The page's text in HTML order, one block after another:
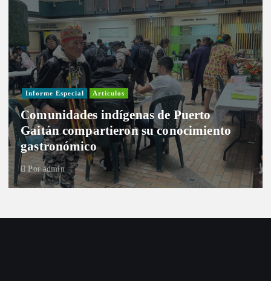
Informe Especial Artículos
Comunidades indígenas de Puerto
Gaitán compartieron su conocimiento
gastronómico
Por admin